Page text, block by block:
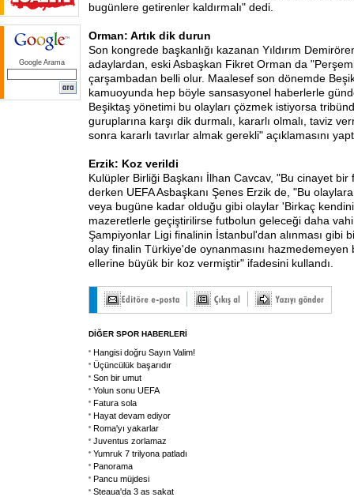
Google Arama
bugünlere getirenler kaldırmalı" dedi.
Orman: Artık dik durun
Son kongrede başkanlığı kazanan Yıldırım
adaylardan, eski Asbaşkan Fikret Orman da
çarşambadan belli olur. Maalesef son dönemde
kamuoyunda hep böyle sansasyonel haberlerle
Beşiktaş yönetimi bu olayları çözmek istiyorsa
guruplarına karşı dik durmalı, kararlı olmalı, taviz
sonra kararlı tavırlar almak gerekli" açıklamasını
Erzik: Koz verildi
Kulüpler Birliği Başkanı İlhan Cavcav, "Bu cinayet
derken UEFA Asbaşkanı Şenes Erzik de, "Bu olaylara
veya bugüne kadar olduğu gibi olaylar 'Birkaç
mazeretlerle geçiştirilirse futbolun geleceği daha
Şampiyonlar Ligi finalinin İstanbul'dan alınması gibi
olay finalin Türkiye'de oynanmasını hazmedemeyen
ellerine büyük bir koz vermiştir" ifadesini kullandı.
DİĞER SPOR HABERLERİ
Hangisi doğru Sayın Valim!
Üçüncülük başarıdır
Son bir umut
Yolun sonu UEFA
Fatura sola
Hayat devam ediyor
Roma'yı yakarlar
Juventus zorlamaz
Yumruk 7 trilyona patladı
Panorama
Pancu müjdesi
Steaua'da 3 as sakat